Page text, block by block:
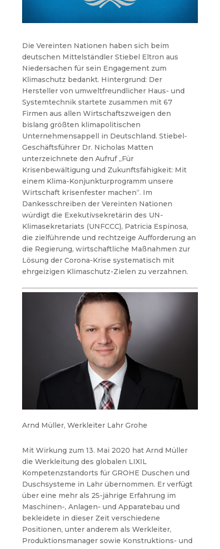
Die Vereinten Nationen haben sich beim
deutschen Mittelständler Stiebel Eltron aus
Niedersachen für sein Engagement zum
Klimaschutz bedankt. Hintergrund: Der
Hersteller von umweltfreundlicher Haus- und
Systemtechnik startete zusammen mit 67
Firmen aus allen Wirtschaftszweigen den
bislang größten klimapolitischen
Unternehmensappell in Deutschland. Stiebel-
Geschäftsführer Dr. Nicholas Matten
unterzeichnete den Aufruf „Für
Krisenbewältigung und Zukunftsfähigkeit: Mit
einem Klima-Konjunkturprogramm unsere
Wirtschaft krisenfester machen“. Im
Dankesschreiben der Vereinten Nationen
würdigt die Exekutivsekretärin des UN-
Klimasekretariats (UNFCCC), Patricia Espinosa,
die zielführende und rechtzeige Aufforderung an
die Regierung, wirtschaftliche Maßnahmen zur
Lösung der Corona-Krise systematisch mit
ehrgeizigen Klimaschutz-Zielen zu verzahnen.
Arnd Müller, Werkleiter Lahr Grohe
Mit Wirkung zum 13. Mai 2020 hat Arnd Müller
die Werkleitung des globalen LIXIL
Kompetenzstandorts für GROHE Duschen und
Duschsysteme in Lahr übernommen. Er verfügt
über eine mehr als 25-jährige Erfahrung im
Maschinen-, Anlagen- und Apparatebau und
bekleidete in dieser Zeit verschiedene
Positionen, unter anderem als Werkleiter,
Produktionsmanager sowie Konstruktions- und